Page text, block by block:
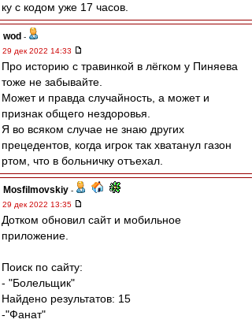
ку с кодом уже 17 часов.
wod -
29 дек 2022 14:33
Про историю с травинкой в лёгком у Пиняева
тоже не забывайте.
Может и правда случайность, а может и
признак общего нездоровья.
Я во всяком случае не знаю других
прецедентов, когда игрок так хватанул газон
ртом, что в больничку отъехал.
Mosfilmovskiy -
29 дек 2022 13:35
Дотком обновил сайт и мобильное
приложение.
Поиск по сайту:
- "Болельщик"
Найдено результатов: 15
-"Фанат"